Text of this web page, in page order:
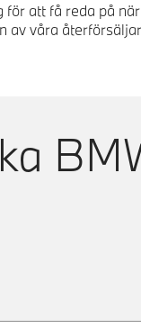
för att få reda på
av våra